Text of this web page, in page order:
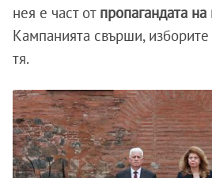
нея е част от пропагандата
Кампанията свърши,
тя.